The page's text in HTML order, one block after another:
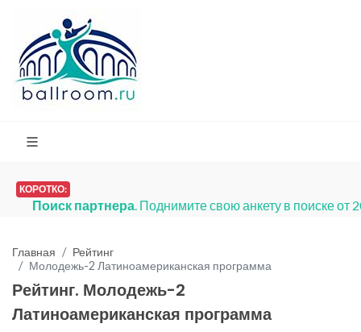
КОРОТКО:
Поиск партнера. Поднимите свою анкету в поиске от
Главная
Рейтинг
Молодежь-2 Латиноамериканская программа
Рейтинг. Молодежь-2
Латиноамериканская программа